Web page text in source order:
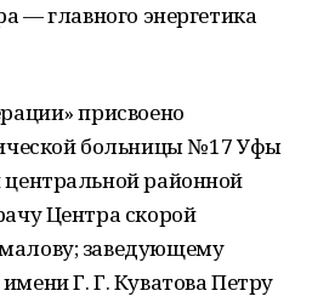
— главного энергетика
присвоено
больницы № 17 Уфы
районной
Центра скорой
заведующему
Г. Г. Куватова Петру